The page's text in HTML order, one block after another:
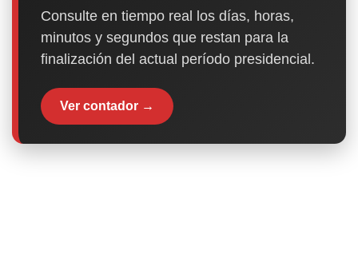
Consulte en tiempo real los días, horas,
minutos y segundos que restan para la
finalización del actual período presidencial.
Ver contador →